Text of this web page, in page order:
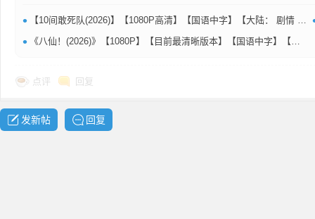
• 【10间敢死队(2026)】【1080P高清】【国语中字】【大陆： 剧情 / 喜剧】【上映日期: 2026-05-01(中国大陆) / 2026-04-17(北京国际电影节)】【片长:120分钟】【主演: 蒋龙 / 齐溪】【导演: 陈思诚】【1.77G】
•
《八仙！(2026)》【1080P】【目前最清晰版本】【国语中字】【大陆：喜剧 / 动画 / 奇幻 / 冒险】【3.22GB】【主演: 陈浩 / 李绍哲】【上映日期: 2026-07-18(中国大陆)】【片长:144分钟】
点评 回复
发新帖 回复